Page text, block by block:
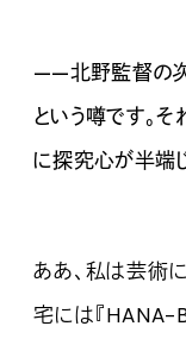
——北野監督の
という噂です。そ
に探究心が半端
ああ、私は芸術
宅には『HANA-